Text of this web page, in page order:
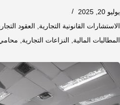
يوليو 20, 2025
الاستشارات القانونية التجارية
العقود
المطالبات المالية
النزاعات التجارية